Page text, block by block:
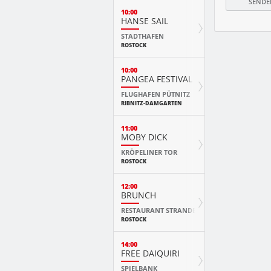
10:00
HANSE SAIL
STADTHAFEN
ROSTOCK
10:00
PANGEA FESTIVAL
FLUGHAFEN PÜTNITZ
RIBNITZ-DAMGARTEN
11:00
MOBY DICK
KRÖPELINER TOR
ROSTOCK
12:00
BRUNCH
RESTAURANT STRANDE
ROSTOCK
14:00
FREE DAIQUIRI
SPIELBANK